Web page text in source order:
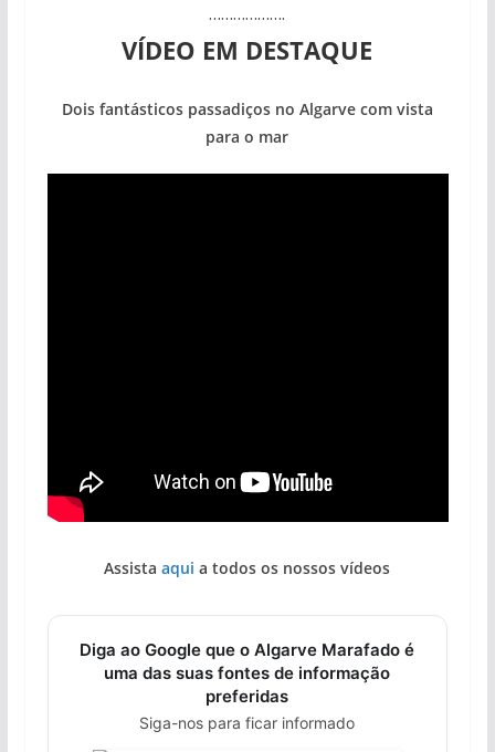
……………….
VÍDEO EM DESTAQUE
Dois fantásticos passadiços no Algarve com vista
para o mar
Assistaaqui a todos os nossos vídeos
Diga ao Google que o Algarve Marafado é
uma das suas fontes de informação
preferidas
Siga-nos para ficar informado